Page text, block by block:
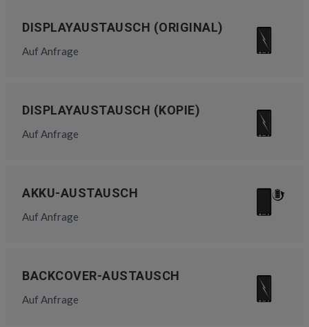
DISPLAYAUSTAUSCH (ORIGINAL)
Auf Anfrage
DISPLAYAUSTAUSCH (KOPIE)
Auf Anfrage
AKKU-AUSTAUSCH
Auf Anfrage
BACKCOVER-AUSTAUSCH
Auf Anfrage